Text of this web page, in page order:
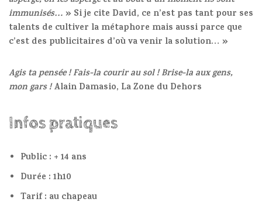
immunisés… » Si je cite David, ce n’est pas tant pour ses
talents de cultiver la métaphore mais aussi parce que
c’est des publicitaires d’où va venir la solution… »
Agis ta pensée ! Fais-la courir au sol ! Brise-la aux gens,
mon gars !Alain Damasio, La Zone du Dehors
Infos pratiques
Public : + 14 ans
Durée : 1h10
Tarif : au chapeau